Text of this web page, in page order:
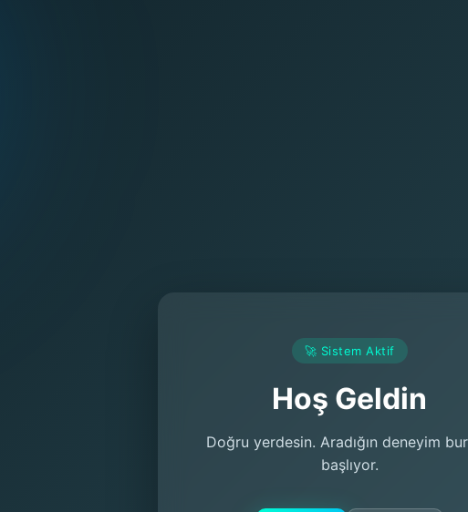
🚀 Sistem Aktif
Hoş Geldin
Doğru yerdesin. Aradığın deneyim
başlıyor.